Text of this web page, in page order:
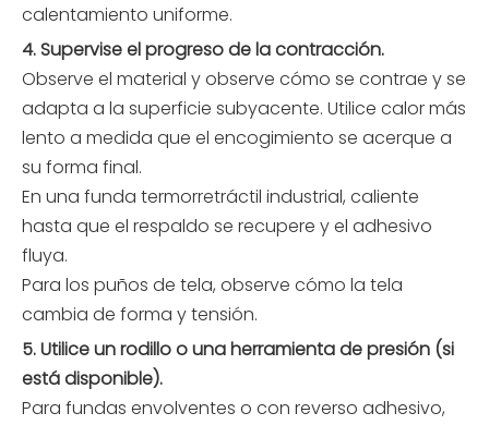
calentamiento uniforme.
4. Supervise el progreso de la contracción.
Observe el material y observe cómo se contrae y se
adapta a la superficie subyacente. Utilice calor más
lento a medida que el encogimiento se acerque a
su forma final.
En una funda termorretráctil industrial, caliente
hasta que el respaldo se recupere y el adhesivo
fluya.
Para los puños de tela, observe cómo la tela
cambia de forma y tensión.
5. Utilice un rodillo o una herramienta de presión (si
está disponible).
Para fundas envolventes o con reverso adhesivo,